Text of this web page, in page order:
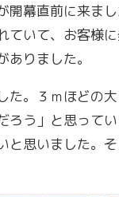
幕直前に来ま
いて、お客様
りました。
。３ｍほどの
う」と思ってい
と思いました。